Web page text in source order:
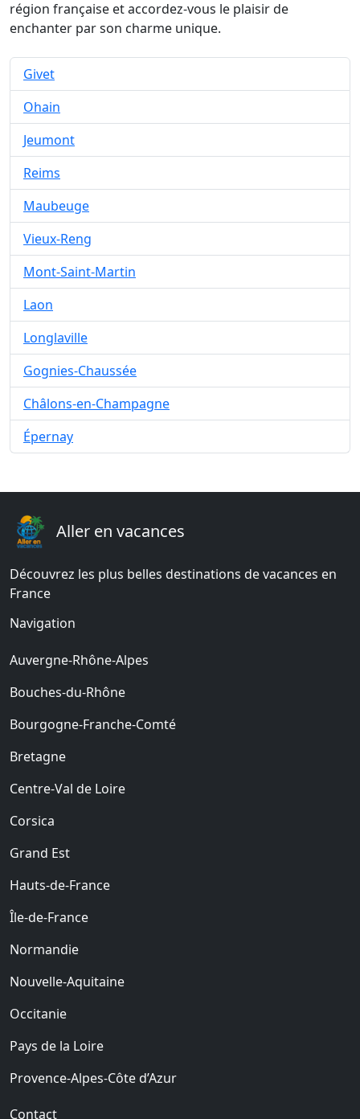
région française et accordez-vous le plaisir de
enchanter par son charme unique.
Givet
Ohain
Jeumont
Reims
Maubeuge
Vieux-Reng
Mont-Saint-Martin
Laon
Longlaville
Gognies-Chaussée
Châlons-en-Champagne
Épernay
Aller en vacances
Découvrez les plus belles destinations de vacances en
France
Navigation
Auvergne-Rhône-Alpes
Bouches-du-Rhône
Bourgogne-Franche-Comté
Bretagne
Centre-Val de Loire
Corsica
Grand Est
Hauts-de-France
Île-de-France
Normandie
Nouvelle-Aquitaine
Occitanie
Pays de la Loire
Provence-Alpes-Côte d’Azur
Contact